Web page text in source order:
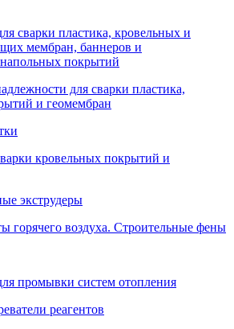
сварки пластика, кровельных и
мембран, баннеров и
покрытий
для сварки пластика,
и геомембран
кровельных покрытий и
экструдеры
горячего воздуха. Строительные фены
промывки систем отопления
реагентов